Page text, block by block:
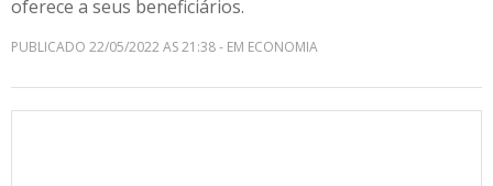
oferece a seus beneficiários.
PUBLICADO 22/05/2022 AS 21:38 - EM ECONOMIA